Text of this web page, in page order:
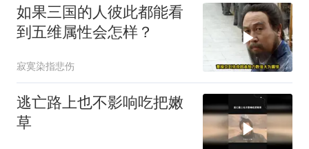
如果三国的人彼此都能看
到五维属性会怎样？
寂寞染指悲伤
逃亡路上也不影响吃把嫩
草